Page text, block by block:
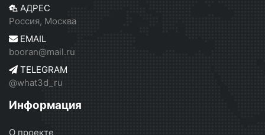
АДРЕС
Россия, Москва
EMAIL
booran@mail.ru
TELEGRAM
@what3d_ru
Информация
О проекте